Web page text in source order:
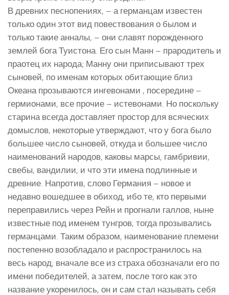
В древних песнопениях, – а германцам известен
только один этот вид повествования о былом и
только такие анналы, – они славят порожденного
землей бога Туистона. Его сын Манн – прародитель и
праотец их народа; Манну они приписывают трех
сыновей, по именам которых обитающие близ
Океана прозываются ингевонами , посередине –
гермионами, все прочие – истевонами. Но поскольку
старина всегда доставляет простор для всяческих
домыслов, некоторые утверждают, что у бога было
большее число сыновей, откуда и большее число
наименований народов, каковы марсы, гамбривии,
свебы, вандилии, и что эти имена подлинные и
древние. Напротив, слово Германия – новое и
недавно вошедшее в обиход, ибо те, кто первыми
переправились через Рейн и прогнали галлов, ныне
известные под именем тунгров, тогда прозывались
германцами. Таким образом, наименование племени
постепенно возобладало и распространилось на
весь народ; вначале все из страха обозначали его по
имени победителей, а затем, после того как это
название укоренилось, он и сам стал называть себя